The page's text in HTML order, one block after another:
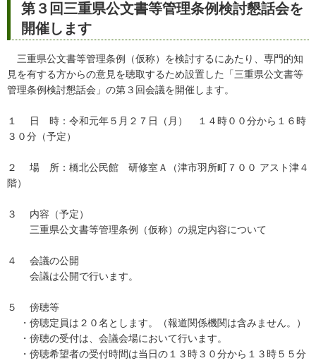
第３回三重県公文書等管理条例検討懇話会を
開催します
三重県公文書等管理条例（仮称）を検討するにあたり、専門的知
見を有する方からの意見を聴取するため設置した「三重県公文書等
管理条例検討懇話会」の第３回会議を開催します。
１ 日 時：令和元年５月２７日（月） １４時００分から１６時
３０分（予定）
２ 場 所：橋北公民館 研修室Ａ（津市羽所町７００ アスト津４
階）
３ 内容（予定）
三重県公文書等管理条例（仮称）の規定内容について
４ 会議の公開
会議は公開で行います。
５ 傍聴等
・傍聴定員は２０名とします。（報道関係機関は含みません。）
・傍聴の受付は、会議会場において行います。
・傍聴希望者の受付時間は当日の１３時３０分から１３時５５分